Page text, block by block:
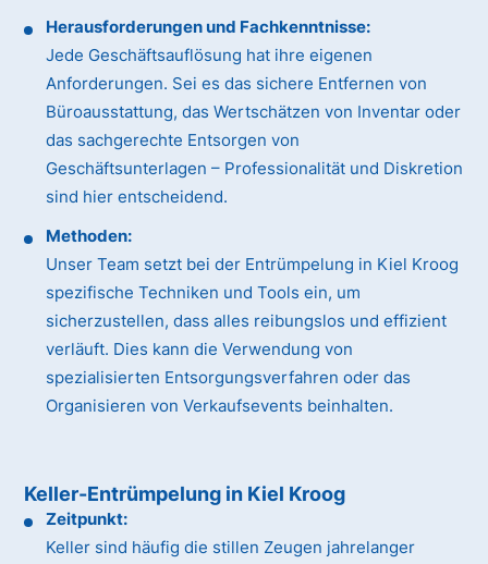
Herausforderungen und Fachkenntnisse:
Jede Geschäftsauflösung hat ihre eigenen
Anforderungen. Sei es das sichere Entfernen von
Büroausstattung, das Wertschätzen von Inventar oder
das sachgerechte Entsorgen von
Geschäftsunterlagen – Professionalität und Diskretion
sind hier entscheidend.
Methoden:
Unser Team setzt bei der Entrümpelung in Kiel Kroog
spezifische Techniken und Tools ein, um
sicherzustellen, dass alles reibungslos und effizient
verläuft. Dies kann die Verwendung von
spezialisierten Entsorgungsverfahren oder das
Organisieren von Verkaufsevents beinhalten.
Keller-Entrümpelung in Kiel Kroog
Zeitpunkt:
Keller sind häufig die stillen Zeugen jahrelanger